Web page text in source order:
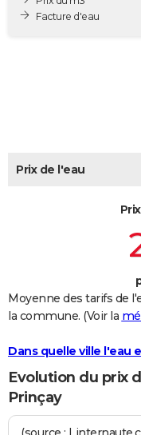
Destinations
City break
Voyage nature
Voyage de noces
Forum
Climat
PHOTO
Dictionnaire
Biographies
Citations
Expressions
Proverbes
Bricolage
Lifestyle
Culture
Sport
Auto
Television
Voyage
Cinema
Facture d'eau
Prix de l'eau
Moyenne des tarifs de
la commune. (Voir la
Dans quelle ville l'eau
Evolution du prix
Prinçay